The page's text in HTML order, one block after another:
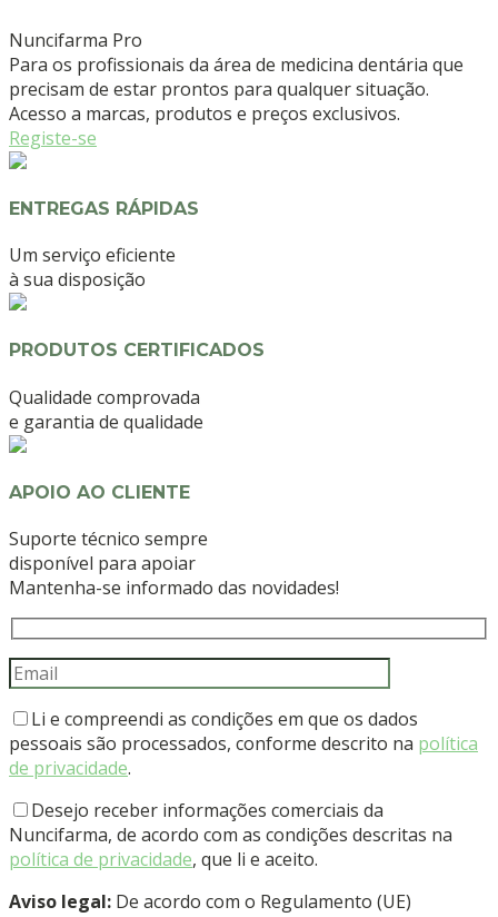
Nuncifarma Pro
Para os profissionais da área de medicina dentária que
precisam de estar prontos para qualquer situação.
Acesso a marcas, produtos e preços exclusivos.
Registe-se
ENTREGAS RÁPIDAS
Um serviço eficiente
à sua disposição
PRODUTOS CERTIFICADOS
Qualidade comprovada
e garantia de qualidade
APOIO AO CLIENTE
Suporte técnico sempre
disponível para apoiar
Mantenha-se informado das novidades!
Li e compreendi as condições em que os dados
pessoais são processados, conforme descrito na política
de privacidade.
Desejo receber informações comerciais da
Nuncifarma, de acordo com as condições descritas na
política de privacidade, que li e aceito.
Aviso legal: De acordo com o Regulamento (UE)